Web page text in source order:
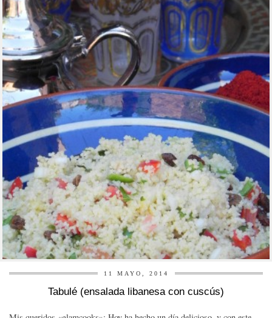
t rti
r
11 MAYO, 2014
Tabulé (ensalada libanesa con cuscús)